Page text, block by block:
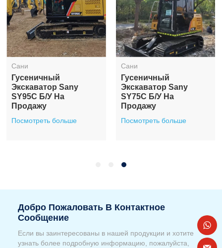
Сани
Гусеничный
Экскаватор Sany
SY95C Б/у На
Продажу
Посмотреть больше
Сани
Гусеничный
Экскаватор Sany
SY75C Б/у На
Продажу
Посмотреть больше
Добро Пожаловать В Контактное
Сообщение
Если вы заинтересованы в нашей продукции и хотите
узнать более подробную информацию, пожалуйста,